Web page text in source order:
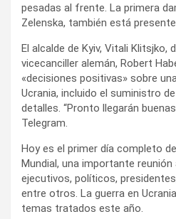
pesadas al frente. La primera
Zelenska, también está
El alcalde de Kyiv, Vitali Klitsjko,
vicecanciller alemán, Robert
«decisiones positivas» sobre
Ucrania, incluido el suministro
detalles. “Pronto llegarán
Telegram.
Hoy es el primer día completo
Mundial, una importante
ejecutivos, políticos,
entre otros. La guerra en
temas tratados este año.